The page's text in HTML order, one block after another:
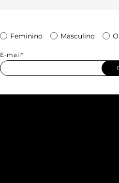
Feminino Masculino
E-mail*